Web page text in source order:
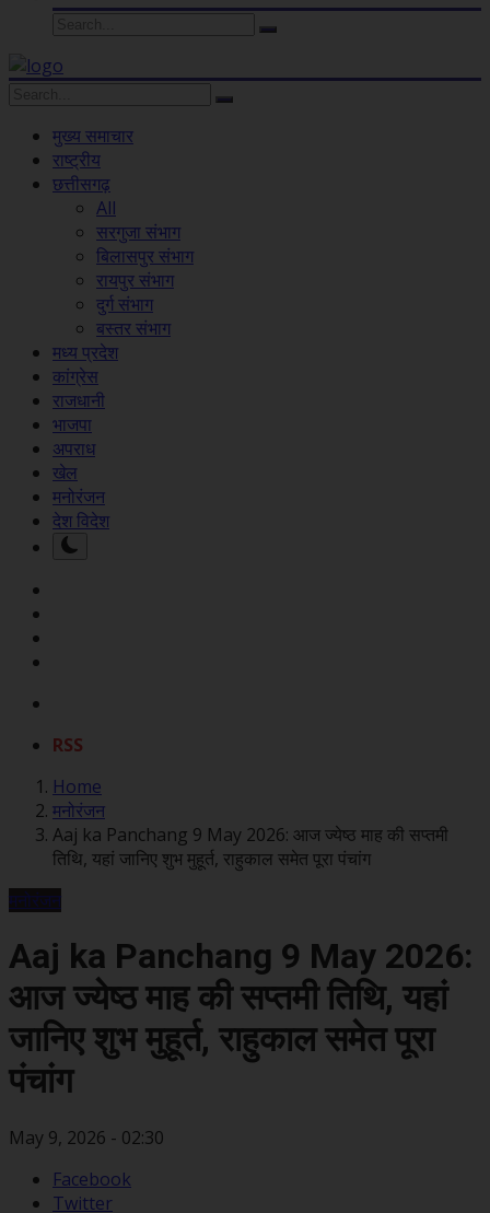
मुख्य समाचार
राष्ट्रीय
छत्तीसगढ़
All
सरगुजा संभाग
बिलासपुर संभाग
रायपुर संभाग
दुर्ग संभाग
बस्तर संभाग
मध्य प्रदेश
कांग्रेस
राजधानी
भाजपा
अपराध
खेल
मनोरंजन
देश विदेश
RSS
Home
मनोरंजन
Aaj ka Panchang 9 May 2026: आज ज्येष्ठ माह की सप्तमी
तिथि, यहां जानिए शुभ मुहूर्त, राहुकाल समेत पूरा पंचांग
मनोरंजन
Aaj ka Panchang 9 May 2026:
आज ज्येष्ठ माह की सप्तमी तिथि, यहां
जानिए शुभ मुहूर्त, राहुकाल समेत पूरा
पंचांग
May 9, 2026 - 02:30
Facebook
Twitter